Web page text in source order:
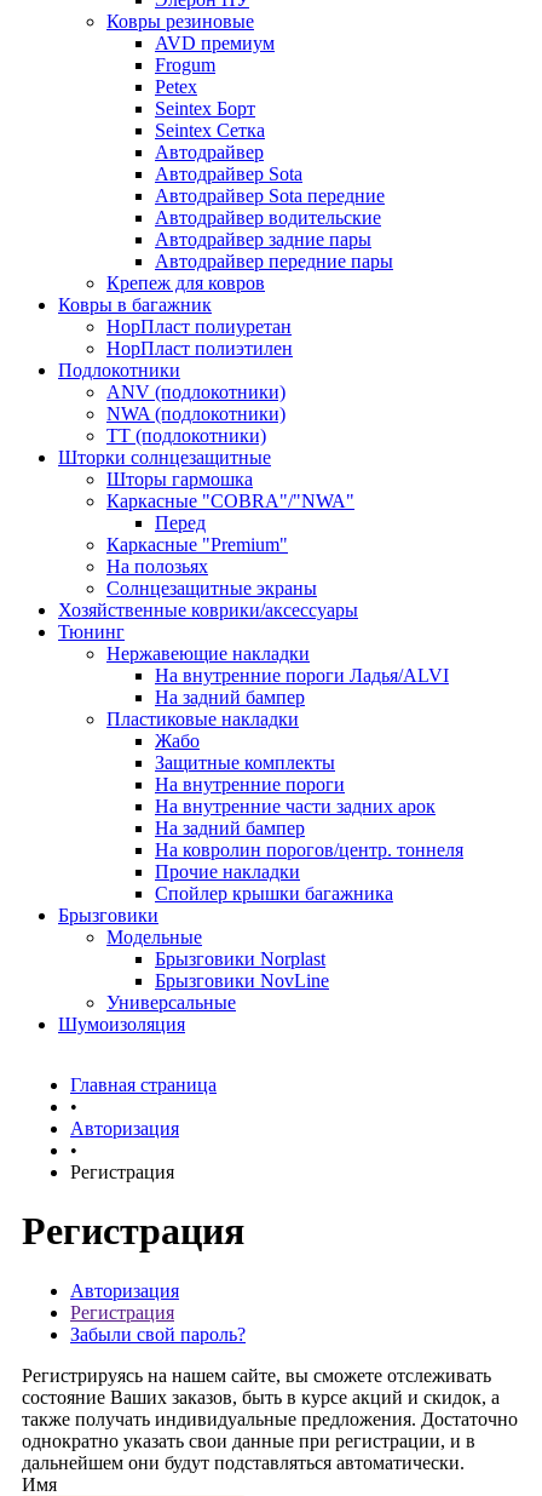
Ковры резиновые
AVD премиум
Frogum
Petex
Seintex Борт
Seintex Сетка
Автодрайвер
Автодрайвер Sota
Автодрайвер Sota передние
Автодрайвер водительские
Автодрайвер задние пары
Автодрайвер передние пары
Крепеж для ковров
Ковры в багажник
НорПласт полиуретан
НорПласт полиэтилен
Подлокотники
ANV (подлокотники)
NWA (подлокотники)
TT (подлокотники)
Шторки солнцезащитные
Шторы гармошка
Каркасные "COBRA"/"NWA"
Перед
Каркасные "Premium"
На полозьях
Солнцезащитные экраны
Хозяйственные коврики/аксессуары
Тюнинг
Нержавеющие накладки
На внутренние пороги Ладья/ALVI
На задний бампер
Пластиковые накладки
Жабо
Защитные комплекты
На внутренние пороги
На внутренние части задних арок
На задний бампер
На ковролин порогов/центр. тоннеля
Прочие накладки
Спойлер крышки багажника
Брызговики
Модельные
Брызговики Norplast
Брызговики NovLine
Универсальные
Шумоизоляция
Главная страница
•
Авторизация
•
Регистрация
Регистрация
Авторизация
Регистрация
Забыли свой пароль?
Регистрируясь на нашем сайте, вы сможете отслеживать
состояние Ваших заказов, быть в курсе акций и скидок, а
также получать индивидуальные предложения. Достаточно
однократно указать свои данные при регистрации, и в
дальнейшем они будут подставляться автоматически.
Имя